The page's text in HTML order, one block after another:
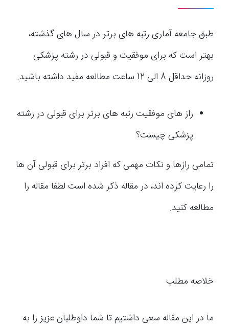
طبق جامعه آماری رتبه های برتر در سال های گذشته،
بهتر است که برای موفقیت و قبولی در رشته پزشکی
روزانه حداقل 8 الی 12 ساعت مطالعه مفید داشته باشید.
راز های موفقیت رتبه های برتر برای قبولی در رشته
پزشکی چیست؟
تمامی رازها و نکات مهمی که افراد برتر برای قبولی آن ها
را رعایت کرده اند، در مقاله ذکر شده است لطفا مقاله را
مطالعه کنید.
خلاصه مطلب
ما در این مقاله سعی داشتیم تا شما داوطلبان عزیز را به